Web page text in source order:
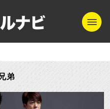
テレ朝チャンネ
弟